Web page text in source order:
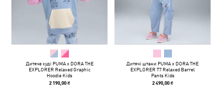
Дитяче худі PUMA x DORA THE
EXPLORER Relaxed Graphic
Hoodie Kids
2 190,00 ₴
Дитячі штани PUMA x DORA THE
EXPLORER T7 Relaxed Barrel
Pants Kids
2 490,00 ₴